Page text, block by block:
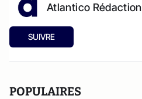
Atlantico Rédaction
SUIVRE
POPULAIRES